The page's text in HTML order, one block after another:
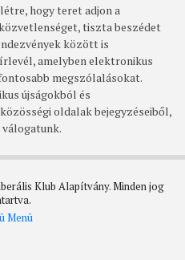
hogy teret adjon a
tiszta beszédet
között is
amelyben elektronikus
megszólalásokat.
újságokból és
oldalak bejegyzéseiből,
Klub Alapítvány. Minden jog
Menü